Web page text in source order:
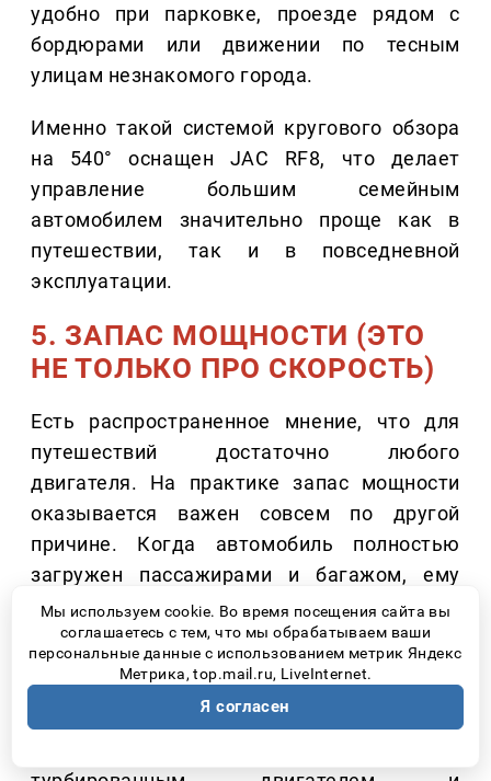
удобно при парковке, проезде рядом с
бордюрами или движении по тесным
улицам незнакомого города.
Именно такой системой кругового обзора
на 540° оснащен JAC RF8, что делает
управление большим семейным
автомобилем значительно проще как в
путешествии, так и в повседневной
эксплуатации.
5. ЗАПАС МОЩНОСТИ (ЭТО
НЕ ТОЛЬКО ПРО СКОРОСТЬ)
Есть распространенное мнение, что для
путешествий достаточно любого
двигателя. На практике запас мощности
оказывается важен совсем по другой
причине. Когда автомобиль полностью
загружен пассажирами и багажом, ему
приходится увереннее выполнять обгоны,
спокойно преодолевать затяжные
подъемы и поддерживать комфортный
темп движения на трассе.
Мы используем cookie. Во время посещения сайта вы
соглашаетесь с тем, что мы обрабатываем ваши
персональные данные с использованием метрик Яндекс
Метрика, top.mail.ru, LiveInternet.
Я согласен